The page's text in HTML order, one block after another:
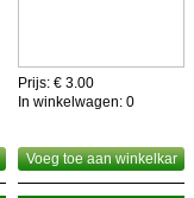
Prijs: € 3.00
In winkelwagen: 0
Voeg toe aan winkelkar